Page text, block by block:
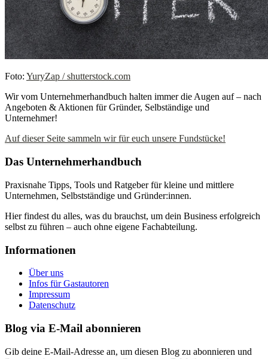
Foto: YuryZap / shutterstock.com
Wir vom Unternehmerhandbuch halten immer die Augen auf – nach
Angeboten & Aktionen für Gründer, Selbständige und
Unternehmer!
Auf dieser Seite sammeln wir für euch unsere Fundstücke!
Das Unternehmerhandbuch
Praxisnahe Tipps, Tools und Ratgeber für kleine und mittlere
Unternehmen, Selbstständige und Gründer:innen.
Hier findest du alles, was du brauchst, um dein Business erfolgreich
selbst zu führen – auch ohne eigene Fachabteilung.
Informationen
Über uns
Infos für Gastautoren
Impressum
Datenschutz
Blog via E-Mail abonnieren
Gib deine E-Mail-Adresse an, um diesen Blog zu abonnieren und